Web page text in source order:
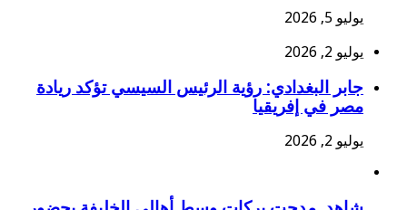
يوليو 5, 2026
يوليو 2, 2026
جابر البغدادي: رؤية الرئيس السيسي تؤكد ريادة
مصر في إفريقيا
يوليو 2, 2026